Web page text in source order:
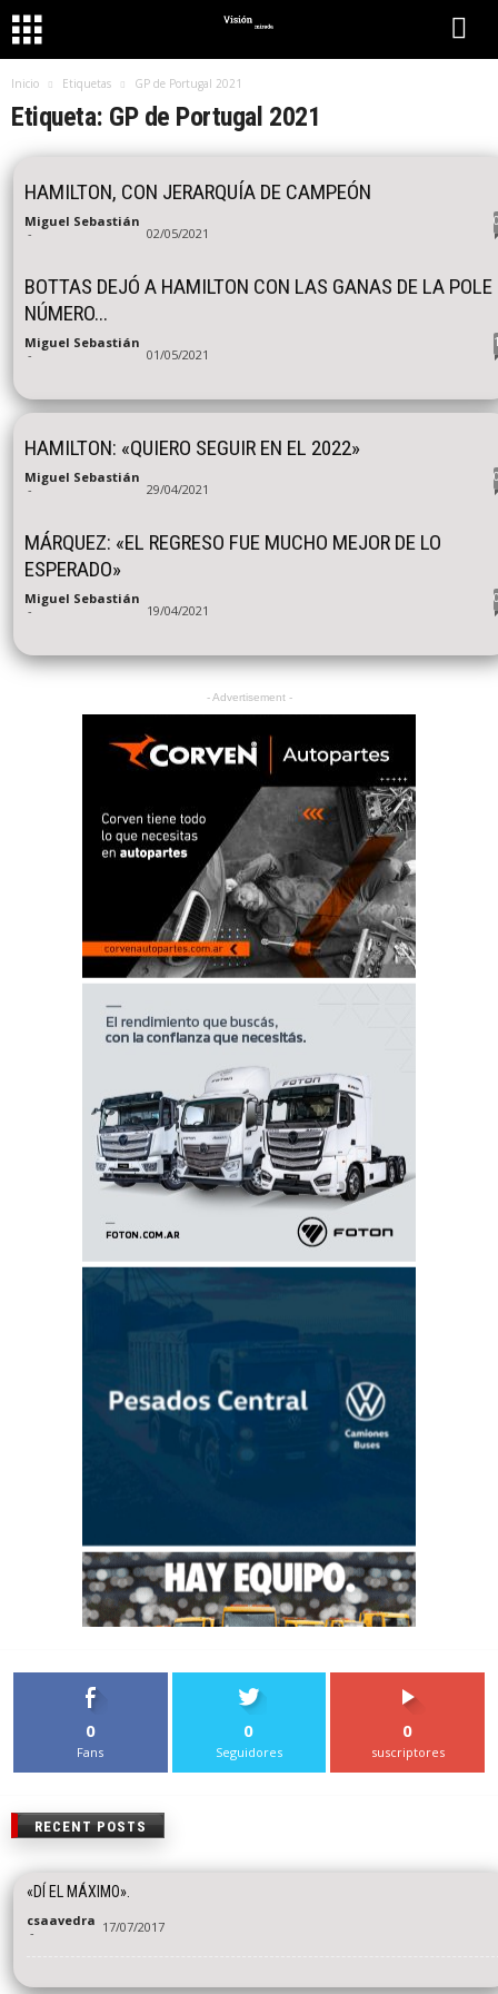
Inicio Etiquetas GP de Portugal 2021
Etiqueta: GP de Portugal 2021
HAMILTON, CON JERARQUÍA DE CAMPEÓN
Miguel Sebastián
- 02/05/2021
BOTTAS DEJÓ A HAMILTON CON LAS GANAS DE LA POLE
NÚMERO...
Miguel Sebastián
- 01/05/2021
HAMILTON: «QUIERO SEGUIR EN EL 2022»
Miguel Sebastián
- 29/04/2021
MÁRQUEZ: «EL REGRESO FUE MUCHO MEJOR DE LO
ESPERADO»
Miguel Sebastián
- 19/04/2021
- Advertisement -
0
Fans
0
Seguidores
0
suscriptores
RECENT POSTS
«DÍ EL MÁXIMO».
csaavedra
- 17/07/2017